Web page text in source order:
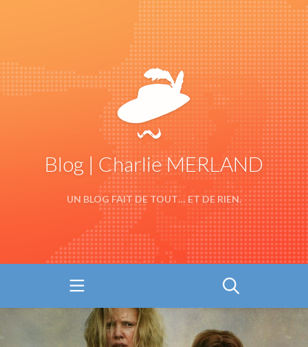
Blog | Charlie MERLAND
UN BLOG FAIT DE TOUT… ET DE RIEN.